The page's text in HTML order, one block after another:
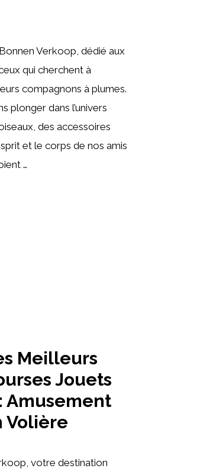
Verkoop, dédié aux
qui cherchent à
compagnons à plumes.
plonger dans l’univers
des accessoires
et le corps de nos amis
…
Meilleurs
Jouets
Amusement
Volière
votre destination